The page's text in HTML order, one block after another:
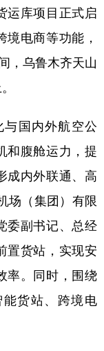
عربى
한국어
运库项目正式启
电商等功能，
，乌鲁木齐天山
国内外航空公
和腹舱运力，提
成内外联通、高
场（集团）有限
委副书记、总经
置货站，实现安
率。同时，围绕
货站、跨境电